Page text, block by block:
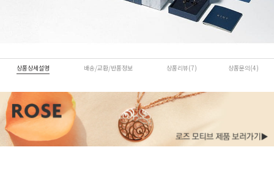
상품상세설명 배송/교환/반품정보 상품리뷰(7) 상품문의(4)